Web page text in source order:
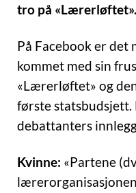
tro på «Lærerløftet».
På Facebook er det
kommet med sin
«Lærerløftet» og
første
debattanters
Kvinne: «Partene